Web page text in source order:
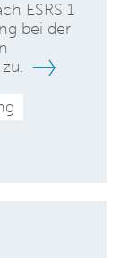
ESRS 1
bei der